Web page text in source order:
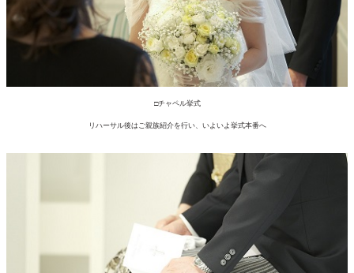
□チャペル挙式
リハーサル後はご親族紹介を行い、いよいよ挙式本番へ